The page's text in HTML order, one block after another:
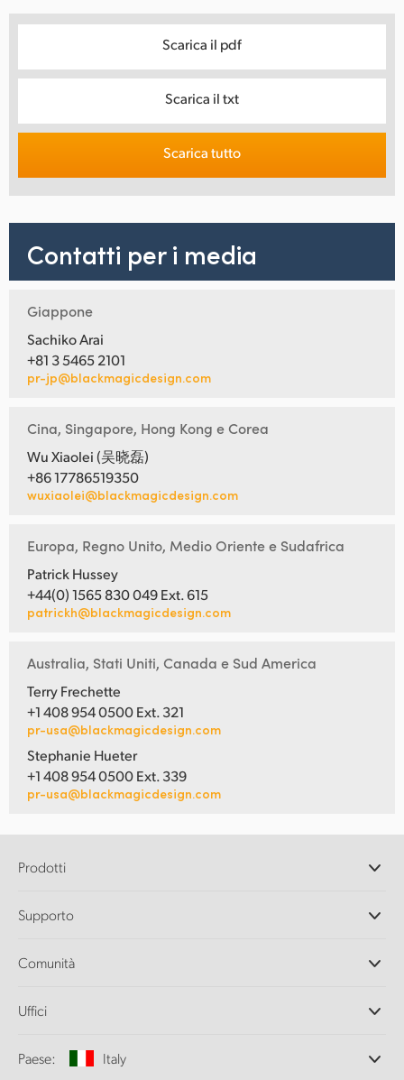
Scarica il pdf
Scarica il txt
Scarica tutto
Contatti per i media
Giappone
Sachiko Arai
+81 3 5465 2101
pr-jp@blackmagicdesign.com
Cina, Singapore, Hong Kong e Corea
Wu Xiaolei (吴晓磊)
+86 17786519350
wuxiaolei@blackmagicdesign.com
Europa, Regno Unito, Medio Oriente e Sudafrica
Patrick Hussey
+44(0) 1565 830 049 Ext. 615
patrickh@blackmagicdesign.com
Australia, Stati Uniti, Canada e Sud America
Terry Frechette
+1 408 954 0500 Ext. 321
pr-usa@blackmagicdesign.com
Stephanie Hueter
+1 408 954 0500 Ext. 339
pr-usa@blackmagicdesign.com
Prodotti
DaVinci Resolve e Fusion
Ultimatte
Acquisizione e riproduzione
Conversione di standard
Supporto
Centro assistenza
Comunità
Uffici
Chi siamo
Paese: Italy